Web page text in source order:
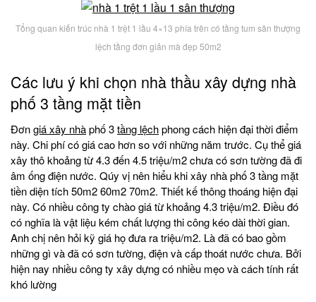
Tổng quan kiến trúc nhà 1 trệt 1 lầu 4×13 phía trên có tầng tum sân thượng
lệch tầng đơn giản mà đẹp 50m2
Các lưu ý khi chọn nhà thầu xây dựng nhà
phố 3 tầng mặt tiền
Đơngiá xây nhàphố 3tầng lệchphong cách hiện đại thời điểm
này. Chi phí có giá cao hơn so với những năm trước. Cụ thể giá
xây thô khoảng từ 4.3 đến 4.5 triệu/m2 chưa có sơn tường đã đi
âm ống điện nước. Qúy vị nên hiểu khi xây nhà phố 3 tầng mặt
tiền diện tích 50m2 60m2 70m2. Thiết kế thông thoáng hiện đại
này. Có nhiều công ty chào giá từ khoảng 4.3 triệu/m2. Điều đó
có nghĩa là vật liệu kém chất lượng thi công kéo dài thời gian.
Anh chị nên hỏi kỹ giá họ đưa ra triệu/m2. Là đã có bao gồm
những gì và đã có sơn tường, điện và cấp thoát nước chưa. Bởi
hiện nay nhiều công ty xây dựng có nhiều mẹo và cách tính rất
khó lường